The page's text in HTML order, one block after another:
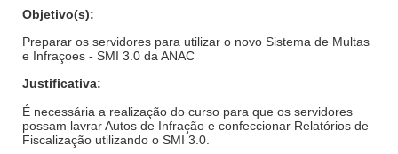
Objetivo(s):
Preparar os servidores para utilizar o novo Sistema de Multas
e Infraçoes - SMI 3.0 da ANAC
Justificativa:
É necessária a realização do curso para que os servidores
possam lavrar Autos de Infração e confeccionar Relatórios de
Fiscalização utilizando o SMI 3.0.